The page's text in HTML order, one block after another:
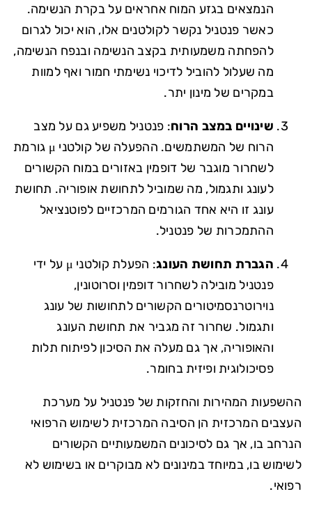
הנמצאים בגזע המוח אחראים על בקרת הנשימה.
כאשר פנטניל נקשר לקולטנים אלו, הוא יכול לגרום
להפחתה משמעותית בקצב הנשימה ובנפח הנשימה,
מה שעלול להוביל לדיכוי נשימתי חמור ואף למוות
במקרים של מינון יתר.
שינויים במצב הרוח: פנטניל משפיע גם על מצב
הרוח של המשתמשים. ההפעלה של קולטני μ גורמת
לשחרור מוגבר של דופמין באזורים במוח הקשורים
לעונג ותגמול, מה שמוביל לתחושת אופוריה. תחושת
עונג זו היא אחד הגורמים המרכזיים לפוטנציאל
ההתמכרות של פנטניל.
הגברת תחושת העונג
: הפעלת קולטני μ על ידי
פנטניל מובילה לשחרור דופמין וסרוטונין,
נוירוטרנסמיטורים הקשורים לתחושות של עונג
ותגמול. שחרור זה מגביר את תחושת העונג
והאופוריה, אך גם מעלה את הסיכון לפיתוח תלות
פסיכולוגית ופיזית בחומר.
ההשפעות המהירות והחזקות של פנטניל על מערכת
העצבים המרכזית הן הסיבה המרכזית לשימוש הרפואי
הנרחב בו, אך גם לסיכונים המשמעותיים הקשורים
לשימוש בו, במיוחד במינונים לא מבוקרים או בשימוש לא
רפואי.